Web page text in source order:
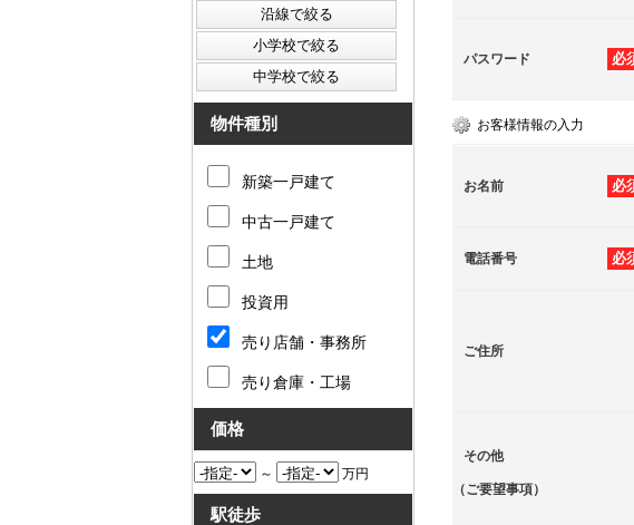
必
パスワード
お客様情報の入力
必
お名前
必
電話番号
ご住所
その他
（ご要望事項）
物件種別
新築一戸建て
中古一戸建て
土地
投資用
売り店舗・事務所
売り倉庫・工場
価格
～ 万円
駅徒歩